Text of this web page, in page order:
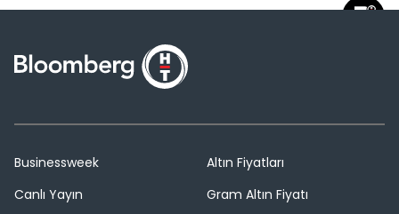
Businessweek
Canlı Yayın
Altın Fiyatları
Gram Altın Fiyatı